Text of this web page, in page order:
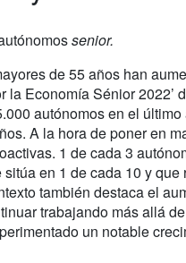
senior.
de 55 años han
la Economía Sénior
autónomos en el
A la hora de poner en
1 de cada 3
en 1 de cada 10 y
también destaca el
trabajando más allá
un notable